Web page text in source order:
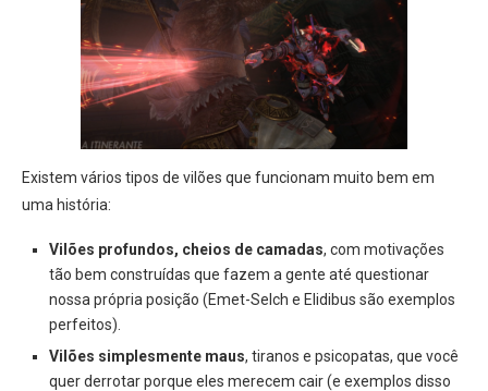
Existem vários tipos de vilões que funcionam muito bem em
uma história:
Vilões profundos, cheios de camadas, com motivações
tão bem construídas que fazem a gente até questionar
nossa própria posição (Emet-Selch e Elidibus são exemplos
perfeitos).
Vilões simplesmente maus, tiranos e psicopatas, que você
quer derrotar porque eles merecem cair (e exemplos disso